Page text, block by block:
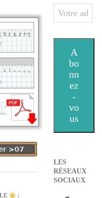
:
Votre
adresse
A
bo
nn
ez
-
vo
us
LES
RÉSEAUX
SOCIAUX